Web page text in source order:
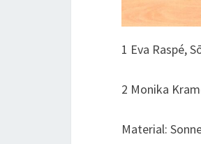
1 Eva Raspé,
2 Monika
Material: